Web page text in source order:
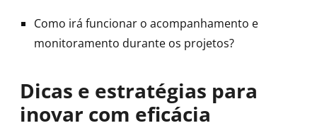
Como irá funcionar o acompanhamento e
monitoramento durante os projetos?
Dicas e estratégias para
inovar com eficácia